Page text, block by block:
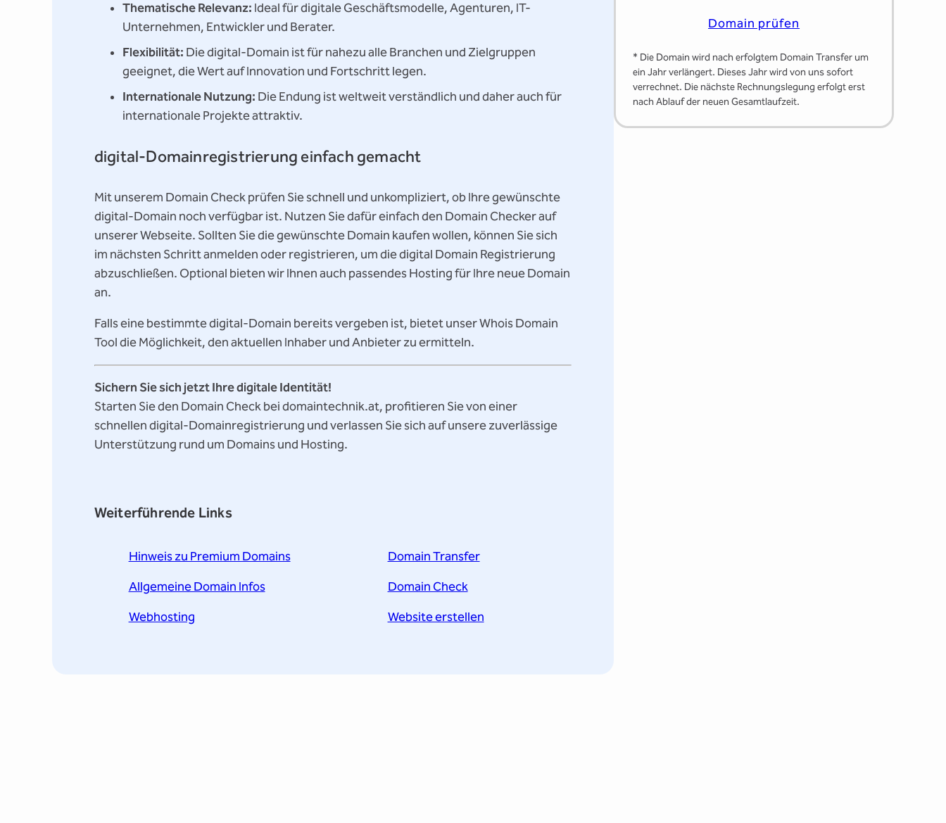
Thematische Relevanz: Ideal für digitale Geschäftsmodelle, Agenturen, IT-
Unternehmen, Entwickler und Berater.
Flexibilität: Die digital-Domain ist für nahezu alle Branchen und Zielgruppen
geeignet, die Wert auf Innovation und Fortschritt legen.
Internationale Nutzung: Die Endung ist weltweit verständlich und daher auch für
internationale Projekte attraktiv.
digital-Domainregistrierung einfach gemacht
Mit unserem Domain Check prüfen Sie schnell und unkompliziert, ob Ihre gewünschte
digital-Domain noch verfügbar ist. Nutzen Sie dafür einfach den Domain Checker auf
unserer Webseite. Sollten Sie die gewünschte Domain kaufen wollen, können Sie sich
im nächsten Schritt anmelden oder registrieren, um die digital Domain Registrierung
abzuschließen. Optional bieten wir Ihnen auch passendes Hosting für Ihre neue Domain
an.
Falls eine bestimmte digital-Domain bereits vergeben ist, bietet unser Whois Domain
Tool die Möglichkeit, den aktuellen Inhaber und Anbieter zu ermitteln.
Sichern Sie sich jetzt Ihre digitale Identität!
Starten Sie den Domain Check bei domaintechnik.at, profitieren Sie von einer
schnellen digital-Domainregistrierung und verlassen Sie sich auf unsere zuverlässige
Unterstützung rund um Domains und Hosting.
Weiterführende Links
Hinweis zu Premium Domains Domain Transfer
Allgemeine Domain Infos Domain Check
Webhosting Website erstellen
Domain prüfen
* Die Domain wird nach erfolgtem Domain Transfer um
ein Jahr verlängert. Dieses Jahr wird von uns sofort
verrechnet. Die nächste Rechnungslegung erfolgt erst
nach Ablauf der neuen Gesamtlaufzeit.